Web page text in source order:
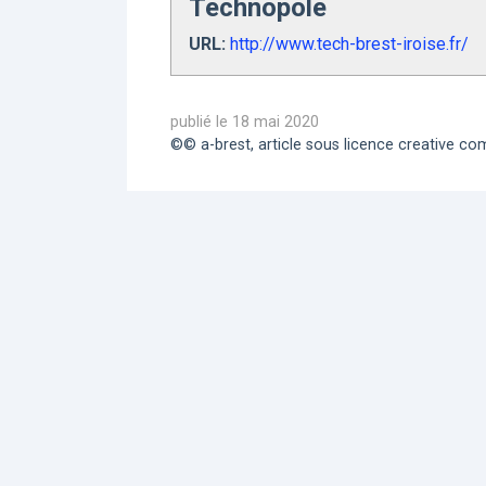
Technopole
URL: http://www.tech-brest-iroise.fr/
publié le 18 mai 2020
©© a-brest, article sous licence creative